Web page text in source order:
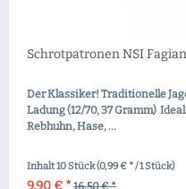
Schrotpatronen NSI
Der Klassiker! Traditionelle
Ladung (12/70, 37 Gramm)
Rebhuhn, Hase, ...
Inhalt10 Stück(0,99 € * / 1 Stück)
16,50 € *